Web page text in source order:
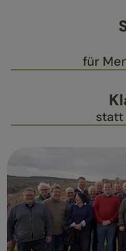
für
statt